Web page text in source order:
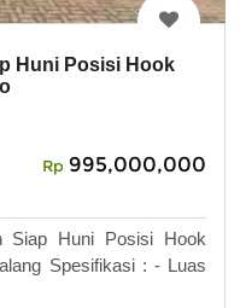
Huni Posisi Hook
Rp 995,000,000
Siap Huni Posisi Hook
Spesifikasi : - Luas